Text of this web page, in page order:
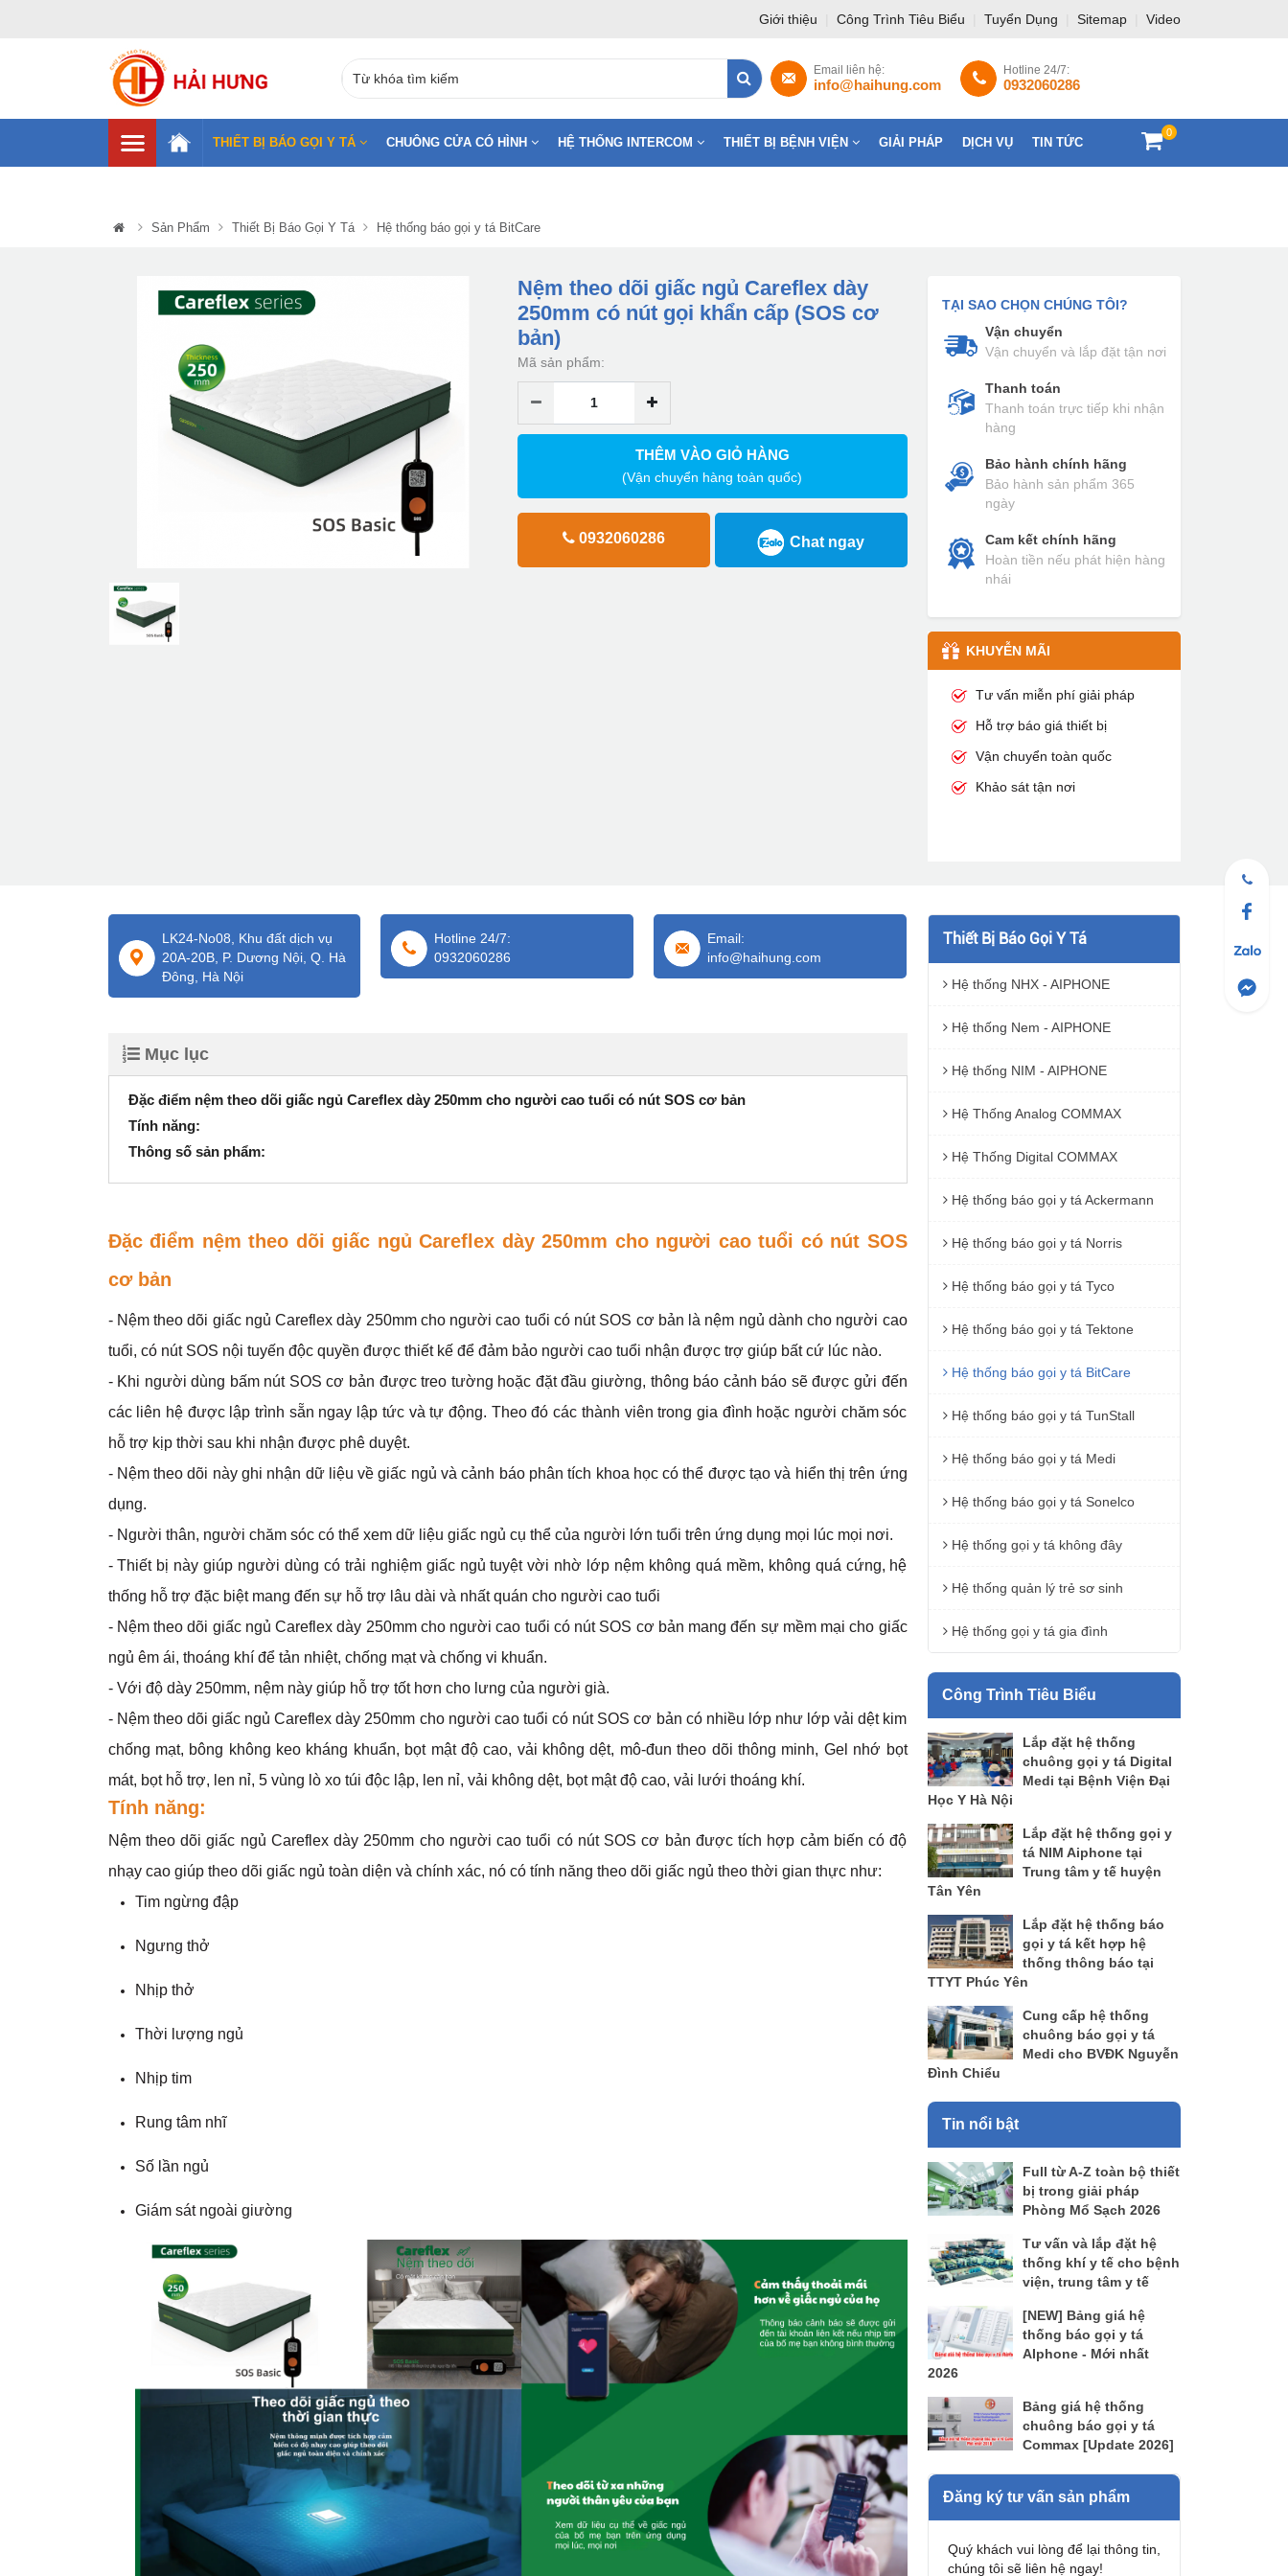
Giới thiệu Công Trình Tiêu Biểu Tuyển Dụng Sitemap Video
Hotline 24/7:
0932060286
Email liên hệ:
info@haihung.com
0
THIẾT BỊ BÁO GỌI Y TÁ CHUÔNG CỬA CÓ HÌNH HỆ THỐNG INTERCOM THIẾT BỊ BỆNH VIỆN GIẢI PHÁP DỊCH VỤ TIN TỨC
Sản Phẩm Thiết Bị Báo Gọi Y Tá Hệ thống báo gọi y tá BitCare
Nệm theo dõi giấc ngủ Careflex dày
250mm có nút gọi khẩn cấp (SOS cơ
bản)
Mã sản phẩm:
THÊM VÀO GIỎ HÀNG
(Vận chuyển hàng toàn quốc)
0932060286 Chat ngay
TẠI SAO CHỌN CHÚNG TÔI?
Vận chuyển
Vận chuyển và lắp đặt tận nơi
Thanh toán
Thanh toán trực tiếp khi nhận
hàng
Bảo hành chính hãng
Bảo hành sản phẩm 365
ngày
Cam kết chính hãng
Hoàn tiền nếu phát hiện hàng
nhái
KHUYỄN MÃI
Tư vấn miễn phí giải pháp
Hỗ trợ báo giá thiết bị
Vận chuyển toàn quốc
Khảo sát tận nơi
LK24-No08, Khu đất dịch vụ
20A-20B, P. Dương Nội, Q. Hà
Đông, Hà Nội
Hotline 24/7:
0932060286
Email:
info@haihung.com
Mục lục
Đặc điểm nệm theo dõi giấc ngủ Careflex dày 250mm cho người cao tuổi có nút SOS cơ bản
Tính năng:
Thông số sản phẩm:
Đặc điểm nệm theo dõi giấc ngủ Careflex dày 250mm cho người cao tuổi có nút SOS
cơ bản
- Nệm theo dõi giấc ngủ Careflex dày 250mm cho người cao tuổi có nút SOS cơ bản là nệm ngủ dành cho người cao
tuổi, có nút SOS nội tuyến độc quyền được thiết kế để đảm bảo người cao tuổi nhận được trợ giúp bất cứ lúc nào.
- Khi người dùng bấm nút SOS cơ bản được treo tường hoặc đặt đầu giường, thông báo cảnh báo sẽ được gửi đến
các liên hệ được lập trình sẵn ngay lập tức và tự động. Theo đó các thành viên trong gia đình hoặc người chăm sóc
hỗ trợ kịp thời sau khi nhận được phê duyệt.
- Nệm theo dõi này ghi nhận dữ liệu về giấc ngủ và cảnh báo phân tích khoa học có thể được tạo và hiển thị trên ứng
dụng.
- Người thân, người chăm sóc có thể xem dữ liệu giấc ngủ cụ thể của người lớn tuổi trên ứng dụng mọi lúc mọi nơi.
- Thiết bị này giúp người dùng có trải nghiệm giấc ngủ tuyệt vời nhờ lớp nệm không quá mềm, không quá cứng, hệ
thống hỗ trợ đặc biệt mang đến sự hỗ trợ lâu dài và nhất quán cho người cao tuổi
- Nệm theo dõi giấc ngủ Careflex dày 250mm cho người cao tuổi có nút SOS cơ bản mang đến sự mềm mại cho giấc
ngủ êm ái, thoáng khí để tản nhiệt, chống mạt và chống vi khuẩn.
- Với độ dày 250mm, nệm này giúp hỗ trợ tốt hơn cho lưng của người già.
- Nệm theo dõi giấc ngủ Careflex dày 250mm cho người cao tuổi có nút SOS cơ bản có nhiều lớp như lớp vải dệt kim
chống mạt, bông không keo kháng khuẩn, bọt mật độ cao, vải không dệt, mô-đun theo dõi thông minh, Gel nhớ bọt
mát, bọt hỗ trợ, len nỉ, 5 vùng lò xo túi độc lập, len nỉ, vải không dệt, bọt mật độ cao, vải lưới thoáng khí.
Tính năng:
Nệm theo dõi giấc ngủ Careflex dày 250mm cho người cao tuổi có nút SOS cơ bản được tích hợp cảm biến có độ
nhạy cao giúp theo dõi giấc ngủ toàn diện và chính xác, nó có tính năng theo dõi giấc ngủ theo thời gian thực như:
Tim ngừng đập
Ngưng thở
Nhịp thở
Thời lượng ngủ
Nhịp tim
Rung tâm nhĩ
Số lần ngủ
Giám sát ngoài giường
Thiết Bị Báo Gọi Y Tá
Hệ thống NHX - AIPHONE
Hệ thống Nem - AIPHONE
Hệ thống NIM - AIPHONE
Hệ Thống Analog COMMAX
Hệ Thống Digital COMMAX
Hệ thống báo gọi y tá Ackermann
Hệ thống báo gọi y tá Norris
Hệ thống báo gọi y tá Tyco
Hệ thống báo gọi y tá Tektone
Hệ thống báo gọi y tá BitCare
Hệ thống báo gọi y tá TunStall
Hệ thống báo gọi y tá Medi
Hệ thống báo gọi y tá Sonelco
Hệ thống gọi y tá không đây
Hệ thống quản lý trẻ sơ sinh
Hệ thống gọi y tá gia đình
Công Trình Tiêu Biểu
Lắp đặt hệ thống
chuông gọi y tá Digital
Medi tại Bệnh Viện Đại
Học Y Hà Nội
Lắp đặt hệ thống gọi y
tá NIM Aiphone tại
Trung tâm y tế huyện
Tân Yên
Lắp đặt hệ thống báo
gọi y tá kết hợp hệ
thống thông báo tại
TTYT Phúc Yên
Cung cấp hệ thống
chuông báo gọi y tá
Medi cho BVĐK Nguyễn
Đình Chiểu
Tin nổi bật
Full từ A-Z toàn bộ thiết
bị trong giải pháp
Phòng Mổ Sạch 2026
Tư vấn và lắp đặt hệ
thống khí y tế cho bệnh
viện, trung tâm y tế
[NEW] Bảng giá hệ
thống báo gọi y tá
AIphone - Mới nhất
2026
Bảng giá hệ thống
chuông báo gọi y tá
Commax [Update 2026]
Đăng ký tư vấn sản phẩm
Quý khách vui lòng để lại thông tin,
chúng tôi sẽ liên hệ ngay!